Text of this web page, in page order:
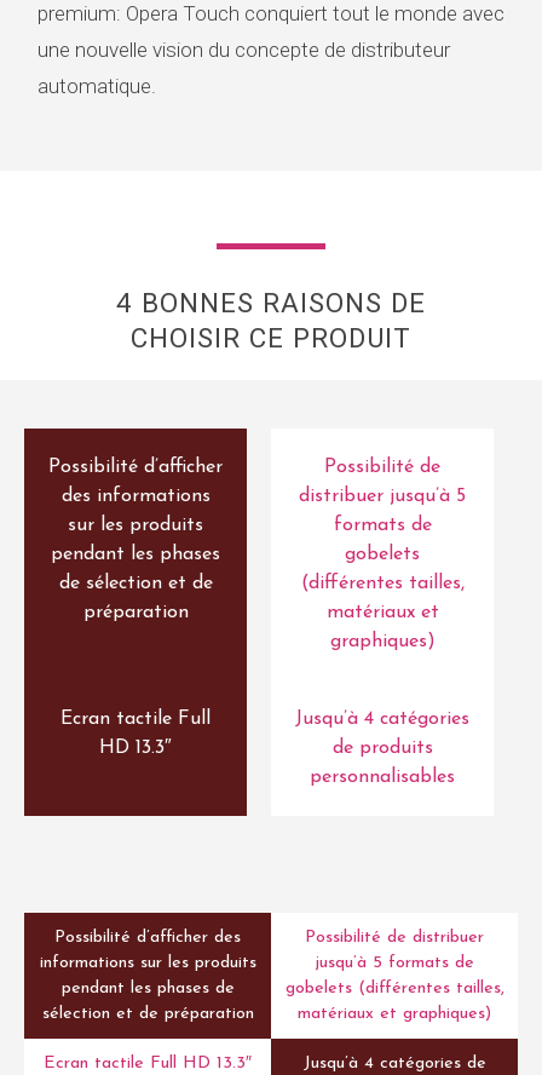
premium: Opera Touch conquiert tout le monde avec
une nouvelle vision du concepte de distributeur
automatique.
4 BONNES RAISONS DE
CHOISIR CE PRODUIT
Possibilité d’afficher
des informations
sur les produits
pendant les phases
de sélection et de
préparation
Possibilité de
distribuer jusqu’à 5
formats de
gobelets
(différentes tailles,
matériaux et
graphiques)
Ecran tactile Full
HD 13.3″
Jusqu’à 4 catégories
de produits
personnalisables
Possibilité d’afficher des
informations sur les produits
pendant les phases de
sélection et de préparation
Possibilité de distribuer
jusqu’à 5 formats de
gobelets (différentes tailles,
matériaux et graphiques)
Ecran tactile Full HD 13.3″
Jusqu’à 4 catégories de